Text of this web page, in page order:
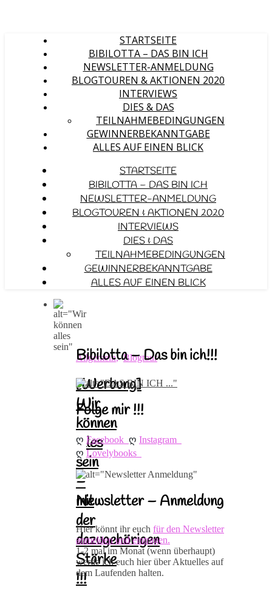
STARTSEITE
BIBILOTTA – DAS BIN ICH
NEWSLETTER-ANMELDUNG
BLOGTOUREN & AKTIONEN 2020
INTERVIEWS
DIES & DAS
TEILNAHMEBEDINGUNGEN
GEWINNERBEKANNTGABE
ALLES AUF EINEN BLICK
STARTSEITE
BIBILOTTA – DAS BIN ICH
NEWSLETTER-ANMELDUNG
BLOGTOUREN & AKTIONEN 2020
INTERVIEWS
DIES & DAS
TEILNAHMEBEDINGUNGEN
GEWINNERBEKANNTGABE
ALLES AUF EINEN BLICK
Allgemein,Blogtour
[Werbung]
Wir
können
alles
sein
–
mit
der
dazugehörigen
Stärke
!!!
Bibilotta – Das bin ich!!!
Folge mir !!!
ღ Facebook ღ Instagram
ღ Lovelybooks
Newsletter – Anmeldung
Hier könnt ihr euch für den Newsletter
anmelden und eintragen.
1-2 mal im Monat (wenn überhaupt)
werde ich euch hier über Aktuelles auf
dem Laufenden halten.